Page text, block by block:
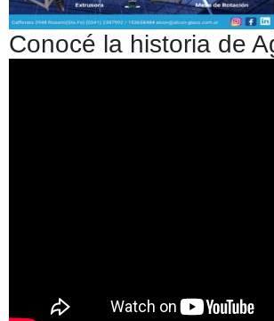
Conocé la historia de